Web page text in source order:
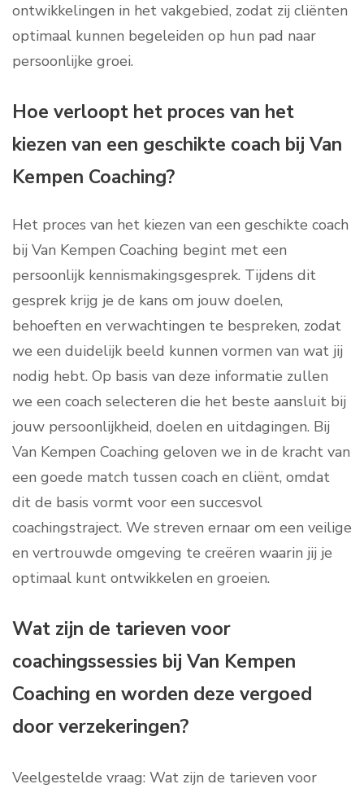
ontwikkelingen in het vakgebied, zodat zij cliënten
optimaal kunnen begeleiden op hun pad naar
persoonlijke groei.
Hoe verloopt het proces van het
kiezen van een geschikte coach bij Van
Kempen Coaching?
Het proces van het kiezen van een geschikte coach
bij Van Kempen Coaching begint met een
persoonlijk kennismakingsgesprek. Tijdens dit
gesprek krijg je de kans om jouw doelen,
behoeften en verwachtingen te bespreken, zodat
we een duidelijk beeld kunnen vormen van wat jij
nodig hebt. Op basis van deze informatie zullen
we een coach selecteren die het beste aansluit bij
jouw persoonlijkheid, doelen en uitdagingen. Bij
Van Kempen Coaching geloven we in de kracht van
een goede match tussen coach en cliënt, omdat
dit de basis vormt voor een succesvol
coachingstraject. We streven ernaar om een veilige
en vertrouwde omgeving te creëren waarin jij je
optimaal kunt ontwikkelen en groeien.
Wat zijn de tarieven voor
coachingssessies bij Van Kempen
Coaching en worden deze vergoed
door verzekeringen?
Veelgestelde vraag: Wat zijn de tarieven voor